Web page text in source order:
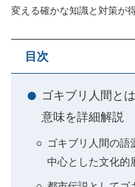
変える確かな知識と対策が
目次
ゴキブリ人間と
意味を詳細解説
ゴキブリ人間の語
中心とした文化的